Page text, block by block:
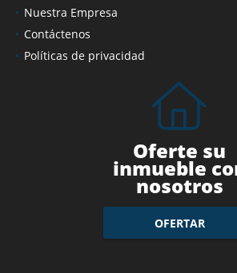
Nuestra Empresa
Contáctenos
Políticas de privacidad
Oferte su
inmueble
nosotros
OFERTAR